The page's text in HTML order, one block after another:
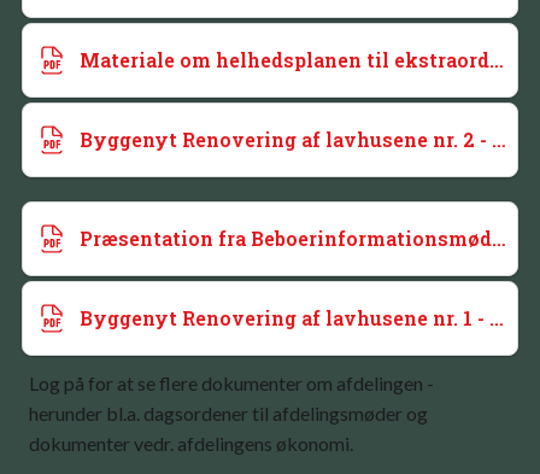
Materiale om helhedsplanen til ekstraordinært afdelingsmøde 22. april 2026
Byggenyt Renovering af lavhusene nr. 2 - nov. 2025
Præsentation fra Beboerinformationsmøde 22.09.2025
Byggenyt Renovering af lavhusene nr. 1 - juni 2025
Log på for at se flere dokumenter om afdelingen -
herunder bl.a. dagsordener til afdelingsmøder og
dokumenter vedr. afdelingens økonomi.